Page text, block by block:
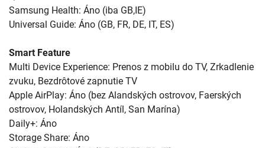
Samsung Health: Áno (iba GB,IE)
Universal Guide: Áno (GB, FR, DE, IT, ES)
Smart Feature
Multi Device Experience: Prenos z mobilu do TV, Zrkadlenie
zvuku, Bezdrôtové zapnutie TV
Apple AirPlay: Áno (bez Alandských ostrovov, Faerských
ostrovov, Holandských Antíl, San Marína)
Daily+: Áno
Storage Share: Áno